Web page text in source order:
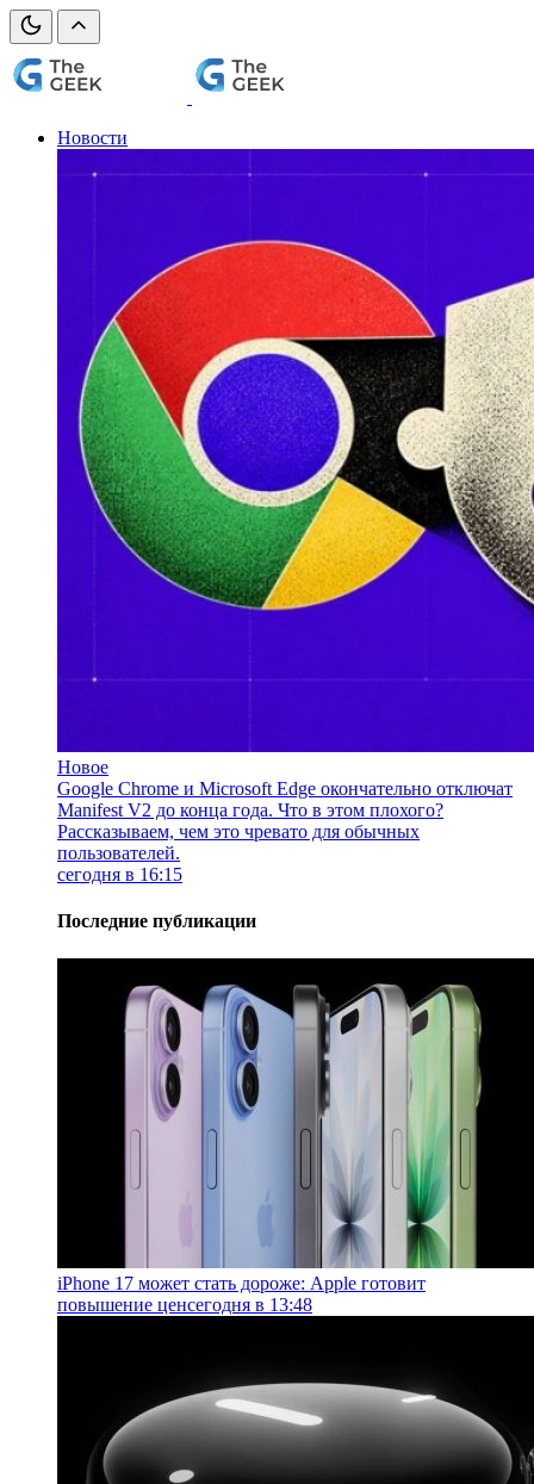
Новости
Новое
Google Chrome и Microsoft Edge окончательно отключат
Manifest V2 до конца года. Что в этом плохого?
Рассказываем, чем это чревато для обычных
пользователей.
сегодня в 16:15
Последние публикации
iPhone 17 может стать дороже: Apple готовит
повышение ценсегодня в 13:48